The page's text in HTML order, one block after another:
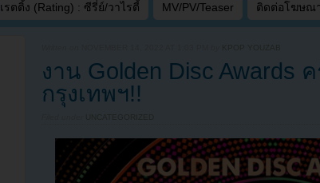
เรตติ้ง (Rating) : ซีรี่ย์/วาไรตี้ MV/PV/Teaser ติดต่อโฆษณ
KPOP YOUZAB
งาน Golden Disc Awards
กรุงเทพฯ!!
UNCATEGORIZED